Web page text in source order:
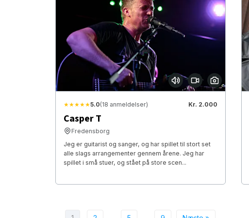
★★★★★5.0(18 anmeldelser) Kr. 2.000
Casper T
Fredensborg
Jeg er guitarist og sanger, og har spillet til stort set
alle slags arrangementer gennem årene. Jeg har
spillet i små stuer, og stået på store scen...